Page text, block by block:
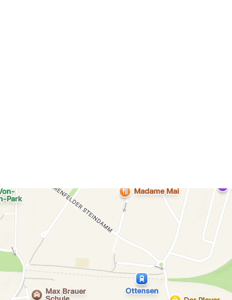
Blog
Partner
Kontakt